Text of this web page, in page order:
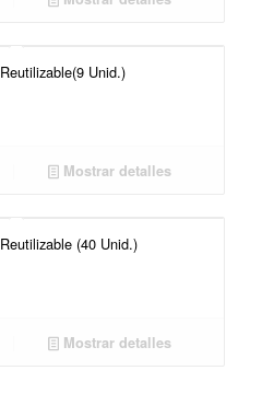
Unid.)
Mostrar detalles
(40 Unid.)
Mostrar detalles